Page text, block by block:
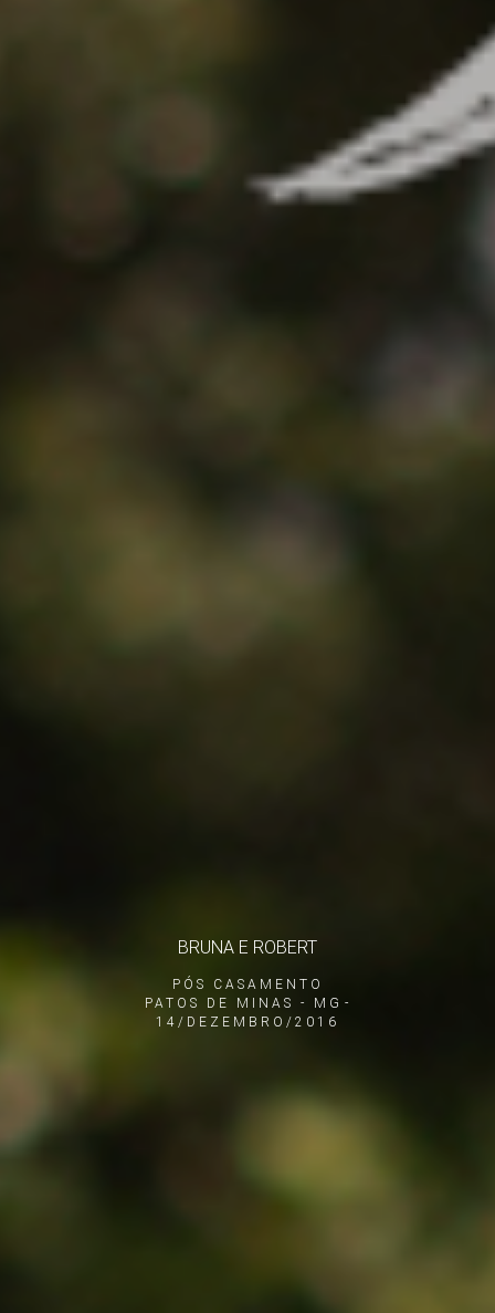
PÓS CASAMENTO
PATOS DE MINAS - MG
14/DEZEMBRO/2016
BRUNA E ROBERT